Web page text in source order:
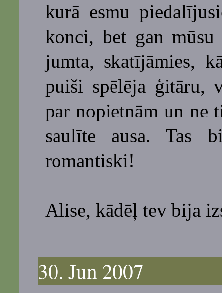
kurā esmu
konci, bet gan mūsu
jumta, skatījāmies,
puiši spēlēja ģitāru,
par nopietnām un ne
saulīte ausa. Tas
romantiski!
Alise, kādēļ tev bija
30. Jun 2007